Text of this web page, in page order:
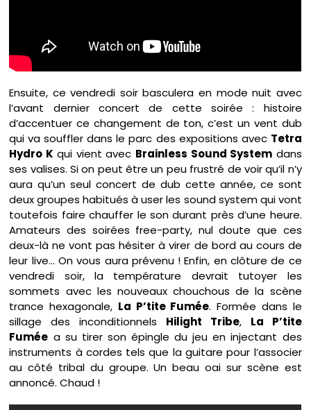
Ensuite, ce vendredi soir basculera en mode nuit avec
l’avant dernier concert de cette soirée : histoire
d’accentuer ce changement de ton, c’est un vent dub
qui va souffler dans le parc des expositions avec Tetra
Hydro K qui vient avec Brainless Sound System dans
ses valises. Si on peut être un peu frustré de voir qu’il n’y
aura qu’un seul concert de dub cette année, ce sont
deux groupes habitués à user les sound system qui vont
toutefois faire chauffer le son durant près d’une heure.
Amateurs des soirées free-party, nul doute que ces
deux-là ne vont pas hésiter à virer de bord au cours de
leur live… On vous aura prévenu ! Enfin, en clôture de ce
vendredi soir, la température devrait tutoyer les
sommets avec les nouveaux chouchous de la scène
trance hexagonale, La P’tite Fumée. Formée dans le
sillage des inconditionnels Hilight Tribe, La P’tite
Fumée a su tirer son épingle du jeu en injectant des
instruments à cordes tels que la guitare pour l’associer
au côté tribal du groupe. Un beau oai sur scène est
annoncé. Chaud !